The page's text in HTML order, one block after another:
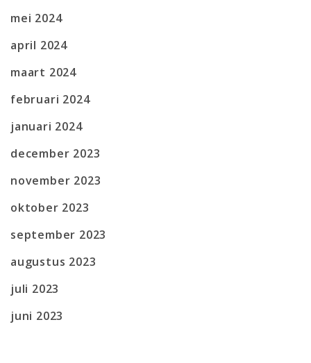
mei 2024
april 2024
maart 2024
februari 2024
januari 2024
december 2023
november 2023
oktober 2023
september 2023
augustus 2023
juli 2023
juni 2023